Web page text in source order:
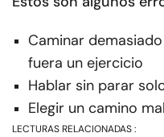
Caminar
fuera un ejercicio
Hablar sin parar
Elegir un camino
LECTURAS RELACIONADAS :